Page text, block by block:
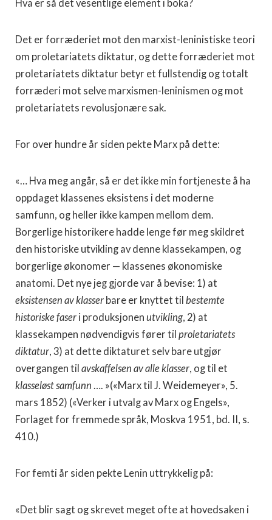
Hva er så det vesentlige element i boka?
Det er forræderiet mot den marxist-leninistiske teori
om proletariatets diktatur, og dette forræderiet mot
proletariatets diktatur betyr et fullstendig og totalt
forræderi mot selve marxismen-leninismen og mot
proletariatets revolusjonære sak.
For over hundre år siden pekte Marx på dette:
«… Hva meg angår, så er det ikke min fortjeneste å ha
oppdaget klassenes eksistens i det moderne
samfunn, og heller ikke kampen mellom dem.
Borgerlige historikere hadde lenge før meg skildret
den historiske utvikling av denne klassekampen, og
borgerlige økonomer — klassenes økonomiske
anatomi. Det nye jeg gjorde var å bevise: 1) at
eksistensen av klasser bare er knyttet til bestemte
historiske faser i produksjonen utvikling, 2) at
klassekampen nødvendigvis fører til proletariatets
diktatur, 3) at dette diktaturet selv bare utgjør
overgangen til avskaffelsen av alle klasser, og til et
klasseløst samfunn …. »(«Marx til J. Weidemeyer», 5.
mars 1852) («Verker i utvalg av Marx og Engels»,
Forlaget for fremmede språk, Moskva 1951, bd. II, s.
410.)
For femti år siden pekte Lenin uttrykkelig på:
«Det blir sagt og skrevet meget ofte at hovedsaken i